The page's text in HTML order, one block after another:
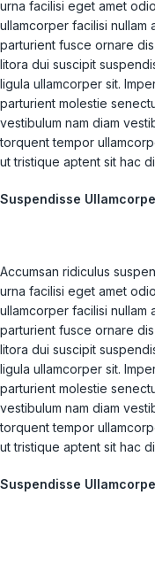
urna facilisi eget amet
ullamcorper facilisi nullam
parturient fusce ornare
litora dui suscipit
ligula ullamcorper sit.
parturient molestie
vestibulum nam diam
torquent tempor
ut tristique aptent sit hac
Suspendisse
Accumsan ridiculus
urna facilisi eget amet
ullamcorper facilisi nullam
parturient fusce ornare
litora dui suscipit
ligula ullamcorper sit.
parturient molestie
vestibulum nam diam
torquent tempor
ut tristique aptent sit hac
Suspendisse